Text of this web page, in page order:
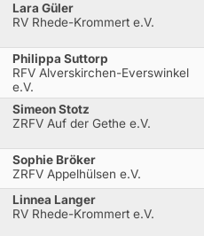
Lara Güler
RV Rhede-Krommert e.V.
Philippa Suttorp
RFV Alverskirchen-Everswinkel
e.V.
Simeon Stotz
ZRFV Auf der Gethe e.V.
Sophie Bröker
ZRFV Appelhülsen e.V.
Linnea Langer
RV Rhede-Krommert e.V.